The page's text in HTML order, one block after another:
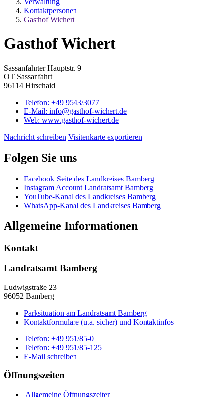
Kontaktpersonen
Gasthof Wichert
Gasthof Wichert
Sassanfahrter Hauptstr. 9
OT Sassanfahrt
96114 Hirschaid
Telefon: +49 9543/3077
E-Mail: info@gasthof-wichert.de
Web: www.gasthof-wichert.de
Nachricht schreiben Visitenkarte exportieren
Folgen Sie uns
Facebook-Seite des Landkreises Bamberg
Instagram Account Landratsamt Bamberg
YouTube-Kanal des Landkreises Bamberg
WhatsApp-Kanal des Landkreises Bamberg
Allgemeine Informationen
Kontakt
Landratsamt Bamberg
Ludwigstraße 23
96052 Bamberg
Parksituation am Landratsamt Bamberg
Kontaktformulare (u.a. sicher) und Kontaktinfos
Telefon: +49 951/85-0
Telefon: +49 951/85-125
E-Mail schreiben
Öffnungszeiten
Allgemeine Öffnungszeiten